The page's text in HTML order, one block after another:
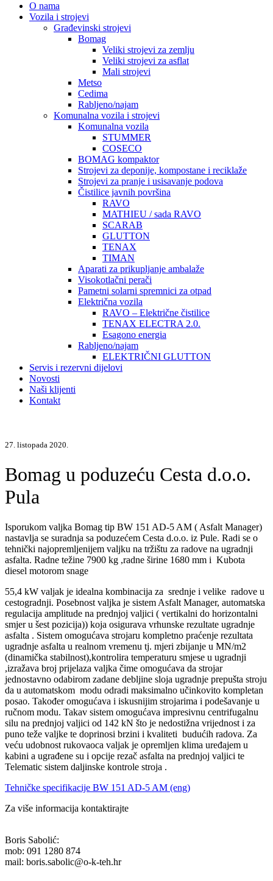
O nama
Vozila i strojevi
Građevinski strojevi
Bomag
Veliki strojevi za zemlju
Veliki strojevi za asflat
Mali strojevi
Metso
Cedima
Rabljeno/najam
Komunalna vozila i strojevi
Komunalna vozila
STUMMER
COSECO
BOMAG kompaktor
Strojevi za deponije, kompostane i reciklaže
Strojevi za pranje i usisavanje podova
Čistilice javnih površina
RAVO
MATHIEU / sada RAVO
SCARAB
GLUTTON
TENAX
TIMAN
Aparati za prikupljanje ambalaže
Visokotlačni perači
Pametni solarni spremnici za otpad
Električna vozila
RAVO – Električne čistilice
TENAX ELECTRA 2.0.
Esagono energia
Rabljeno/najam
ELEKTRIČNI GLUTTON
Servis i rezervni dijelovi
Novosti
Naši klijenti
Kontakt
27. listopada 2020.
Bomag u poduzeću Cesta d.o.o.
Pula
Isporukom valjka Bomag tip BW 151 AD-5 AM ( Asfalt Manager)
nastavlja se suradnja sa poduzećem Cesta d.o.o. iz Pule. Radi se o
tehnički najopremljenijem valjku na tržištu za radove na ugradnji
asfalta. Radne težine 7900 kg ,radne širine 1680 mm i Kubota
diesel motorom snage
55,4 kW valjak je idealna kombinacija za srednje i velike radove u
cestogradnji. Posebnost valjka je sistem Asfalt Manager, automatska
regulacija amplitude na prednjoj valjici ( vertikalni do horizontalni
smjer u šest pozicija)) koja osigurava vrhunske rezultate ugradnje
asfalta . Sistem omogućava strojaru kompletno praćenje rezultata
ugradnje asfalta u realnom vremenu tj. mjeri zbijanje u MN/m2
(dinamička stabilnost),kontrolira temperaturu smjese u ugradnji
,izražava broj prijelaza valjka čime omogućava da strojar
jednostavno odabirom zadane debljine sloja ugradnje prepušta stroju
da u automatskom modu odradi maksimalno učinkovito kompletan
posao. Također omogućava i iskusnijim strojarima i podešavanje u
ručnom modu. Takav sistem omogućava impresivnu centrifugalnu
silu na prednjoj valjici od 142 kN što je nedostižna vrijednost i za
puno teže valjke te doprinosi brzini i kvaliteti budućih radova. Za
veću udobnost rukovaoca valjak je opremljen klima uređajem u
kabini a ugrađene su i opcije rezač asfalta na prednjoj valjici te
Telematic sistem daljinske kontrole stroja .
Tehničke specifikacije BW 151 AD-5 AM (eng)
Za više informacija kontaktirajte
Boris Sabolić:
mob: 091 1280 874
mail: boris.sabolic@o-k-teh.hr